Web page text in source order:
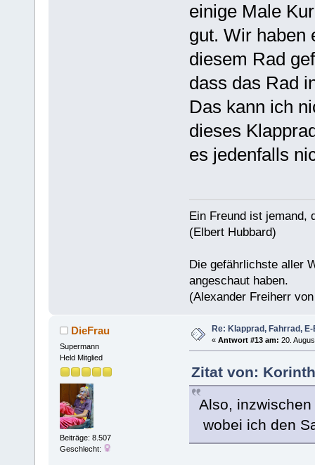
einige Male
gut. Wir haben
diesem Rad
dass das Rad
Das kann ich
dieses
es jedenfalls
Ein Freund ist jemand,
(Elbert Hubbard)
Die gefährlichste aller
angeschaut haben.
(Alexander Freiherr
DieFrau
Supermann
Held Mitglied
Beiträge: 8.507
Geschlecht:
Re: Klapprad, Fahrrad,
« Antwort #13 am: 20.
Zitat von:
Also,
wobei ich den